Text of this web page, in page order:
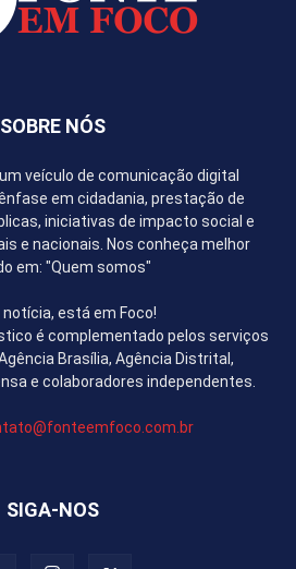
SOBRE NÓS
veículo de comunicação digital
em cidadania, prestação de
iniciativas de impacto social e
e nacionais. Nos conheça melhor
em: "Quem somos"
notícia, está em Foco!
é complementado pelos serviços
Brasília, Agência Distrital,
e colaboradores independentes.
SIGA-NOS